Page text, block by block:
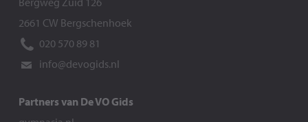
2661 CW Bergschenhoek
020 570 89 81
info@devogids.nl
Partners van De VO Gids